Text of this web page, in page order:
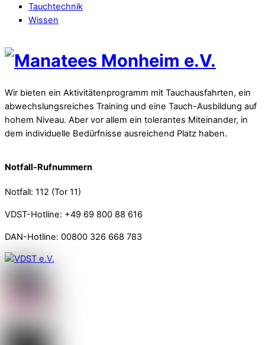
Tauchtechnik
Wissen
Wir bieten ein Aktivitätenprogramm mit Tauchausfahrten, ein
abwechslungsreiches Training und eine Tauch-Ausbildung auf
hohem Niveau. Aber vor allem ein tolerantes Miteinander, in
dem individuelle Bedürfnisse ausreichend Platz haben.
Notfall-Rufnummern
Notfall: 112 (Tor 11)
VDST-Hotline: +49 69 800 88 616
DAN-Hotline: 00800 326 668 783